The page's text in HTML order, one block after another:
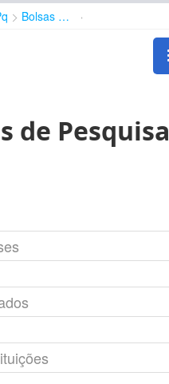
Bolsas e Auxílios Vigentes
de Pesquisa